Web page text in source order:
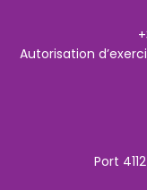
Autorisation
Port